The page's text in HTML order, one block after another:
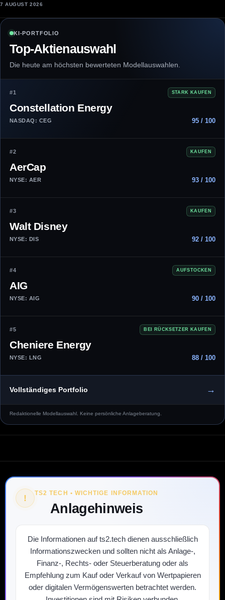
7 AUGUST 2026
KI-PORTFOLIO
Top-Aktienauswahl
Die heute am höchsten bewerteten Modellauswahlen.
#1 STARK KAUFEN
Constellation Energy
NASDAQ: CEG 95 / 100
#2 KAUFEN
AerCap
NYSE: AER 93 / 100
#3 KAUFEN
Walt Disney
NYSE: DIS 92 / 100
#4 AUFSTOCKEN
AIG
NYSE: AIG 90 / 100
#5 BEI RÜCKSETZER KAUFEN
Cheniere Energy
NYSE: LNG 88 / 100
Vollständiges Portfolio →
Redaktionelle Modellauswahl. Keine persönliche Anlageberatung.
! TS2 TECH • WICHTIGE INFORMATION
Anlagehinweis
Die Informationen auf ts2.tech dienen ausschließlich
Informationszwecken und sollten nicht als Anlage-,
Finanz-, Rechts- oder Steuerberatung oder als
Empfehlung zum Kauf oder Verkauf von Wertpapieren
oder digitalen Vermögenswerten betrachtet werden.